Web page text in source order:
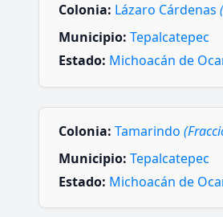
Colonia: Lázaro Cárdenas
Municipio: Tepalcatepec
Estado: Michoacán de
Colonia: Tamarindo
Municipio: Tepalcatepec
Estado: Michoacán de